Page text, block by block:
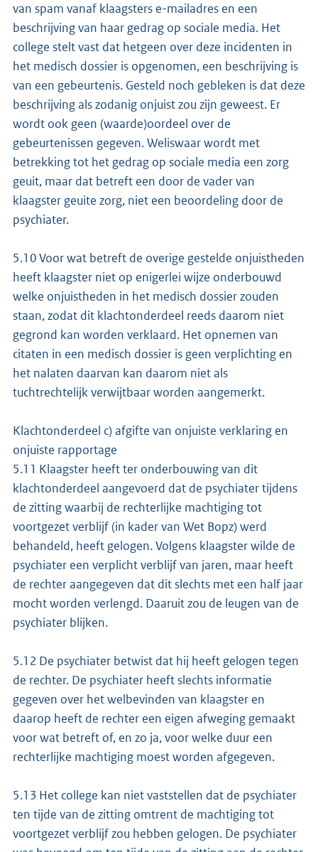
van spam vanaf klaagsters e-mailadres en een
beschrijving van haar gedrag op sociale media. Het
college stelt vast dat hetgeen over deze incidenten in
het medisch dossier is opgenomen, een beschrijving is
van een gebeurtenis. Gesteld noch gebleken is dat deze
beschrijving als zodanig onjuist zou zijn geweest. Er
wordt ook geen (waarde)oordeel over de
gebeurtenissen gegeven. Weliswaar wordt met
betrekking tot het gedrag op sociale media een zorg
geuit, maar dat betreft een door de vader van
klaagster geuite zorg, niet een beoordeling door de
psychiater.
5.10 Voor wat betreft de overige gestelde onjuistheden
heeft klaagster niet op enigerlei wijze onderbouwd
welke onjuistheden in het medisch dossier zouden
staan, zodat dit klachtonderdeel reeds daarom niet
gegrond kan worden verklaard. Het opnemen van
citaten in een medisch dossier is geen verplichting en
het nalaten daarvan kan daarom niet als
tuchtrechtelijk verwijtbaar worden aangemerkt.
Klachtonderdeel c) afgifte van onjuiste verklaring en
onjuiste rapportage
5.11 Klaagster heeft ter onderbouwing van dit
klachtonderdeel aangevoerd dat de psychiater tijdens
de zitting waarbij de rechterlijke machtiging tot
voortgezet verblijf (in kader van Wet Bopz) werd
behandeld, heeft gelogen. Volgens klaagster wilde de
psychiater een verplicht verblijf van jaren, maar heeft
de rechter aangegeven dat dit slechts met een half jaar
mocht worden verlengd. Daaruit zou de leugen van de
psychiater blijken.
5.12 De psychiater betwist dat hij heeft gelogen tegen
de rechter. De psychiater heeft slechts informatie
gegeven over het welbevinden van klaagster en
daarop heeft de rechter een eigen afweging gemaakt
voor wat betreft of, en zo ja, voor welke duur een
rechterlijke machtiging moest worden afgegeven.
5.13 Het college kan niet vaststellen dat de psychiater
ten tijde van de zitting omtrent de machtiging tot
voortgezet verblijf zou hebben gelogen. De psychiater